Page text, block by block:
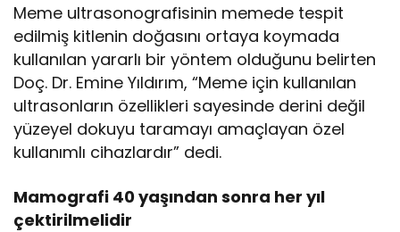
Meme ultrasonografisinin memede tespit
edilmiş kitlenin doğasını ortaya koymada
kullanılan yararlı bir yöntem olduğunu belirten
Doç. Dr. Emine Yıldırım, “Meme için kullanılan
ultrasonların özellikleri sayesinde derini değil
yüzeyel dokuyu taramayı amaçlayan özel
kullanımlı cihazlardır” dedi.
Mamografi 40 yaşından sonra her yıl
çektirilmelidir